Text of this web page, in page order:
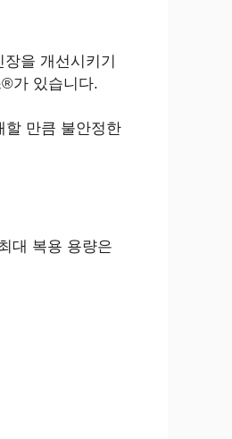
을 개선시키기
가 있습니다.
할 만큼 불안정한
대 복용 용량은